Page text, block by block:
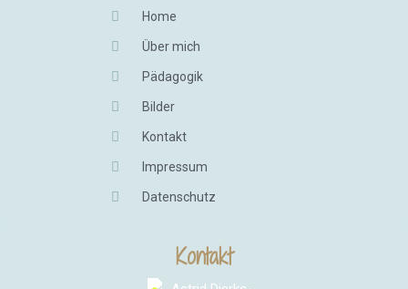
Home
Über mich
Pädagogik
Bilder
Kontakt
Impressum
Datenschutz
Kontakt